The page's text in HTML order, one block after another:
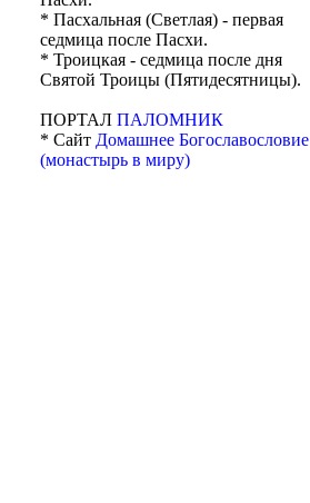
* Пасхальная (Светлая) - первая
седмица после Пасхи.
* Троицкая - седмица после дня
Святой Троицы (Пятидесятницы).
ПОРТАЛ ПАЛОМНИК
* Сайт Домашнее Богославословие
(монастырь в миру)